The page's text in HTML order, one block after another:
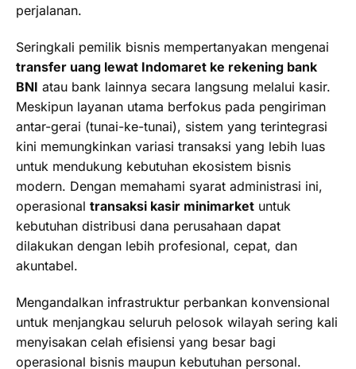
perjalanan.
Seringkali pemilik bisnis mempertanyakan mengenai
transfer uang lewat Indomaret ke rekening bank
BNI atau bank lainnya secara langsung melalui kasir.
Meskipun layanan utama berfokus pada pengiriman
antar-gerai (tunai-ke-tunai), sistem yang terintegrasi
kini memungkinkan variasi transaksi yang lebih luas
untuk mendukung kebutuhan ekosistem bisnis
modern. Dengan memahami syarat administrasi ini,
operasional transaksi kasir minimarket untuk
kebutuhan distribusi dana perusahaan dapat
dilakukan dengan lebih profesional, cepat, dan
akuntabel.
Mengandalkan infrastruktur perbankan konvensional
untuk menjangkau seluruh pelosok wilayah sering kali
menyisakan celah efisiensi yang besar bagi
operasional bisnis maupun kebutuhan personal.